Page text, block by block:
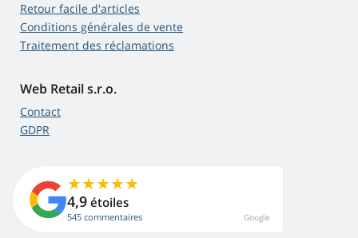
Retour facile d'articles
Conditions générales de vente
Traitement des réclamations
Web Retail s.r.o.
Contact
GDPR
4,9 étoiles
545 commentaires Google